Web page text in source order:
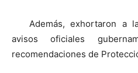
Además, exhortaron a
avisos oficiales
recomendaciones de